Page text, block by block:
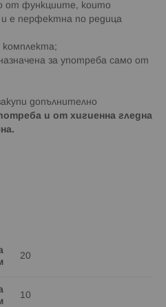
от функциите, които
е перфектна по редица
комплекта;
за употреба само от
допълнително
и от хигиенна гледна
20
10